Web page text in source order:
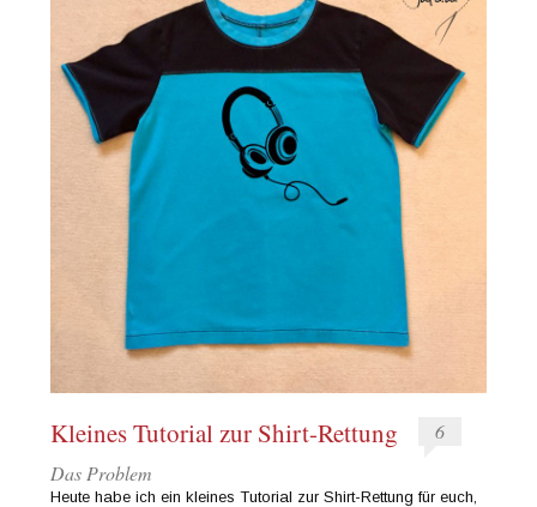
Kleines Tutorial zur Shirt-Rettung
6
Das Problem
Heute habe ich ein kleines Tutorial zur Shirt-Rettung für euch,